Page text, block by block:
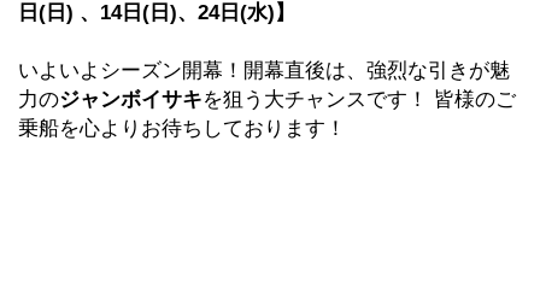
日(日) 、 14日(日)、 24日(水)】
いよいよシーズン開幕！開幕直後は、強烈な引きが魅
力のジャンボイサキを狙う大チャンスです！ 皆様のご
乗船を心よりお待ちしております！